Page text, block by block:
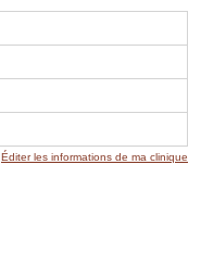
Éditer les informations de ma clinique